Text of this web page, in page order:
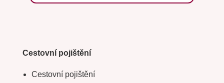
Cestovní pojištění
Cestovní pojištění